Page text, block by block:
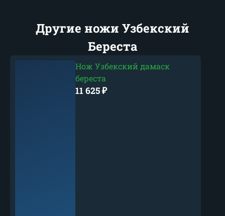
Другие ножи Узбекский
Береста
Нож Узбекский дамаск
береста
11 625₽